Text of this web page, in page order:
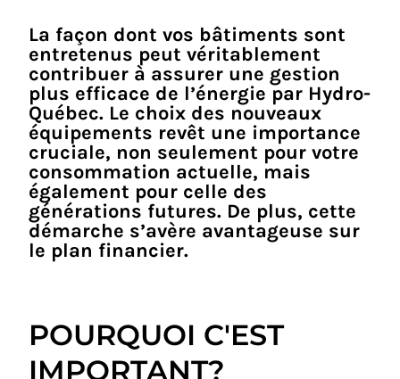
La façon dont vos bâtiments sont
entretenus peut véritablement
contribuer à assurer une gestion
plus efficace de l’énergie par Hydro-
Québec. Le choix des nouveaux
équipements revêt une importance
cruciale, non seulement pour votre
consommation actuelle, mais
également pour celle des
générations futures. De plus, cette
démarche s’avère avantageuse sur
le plan financier.
POURQUOI C'EST
IMPORTANT?